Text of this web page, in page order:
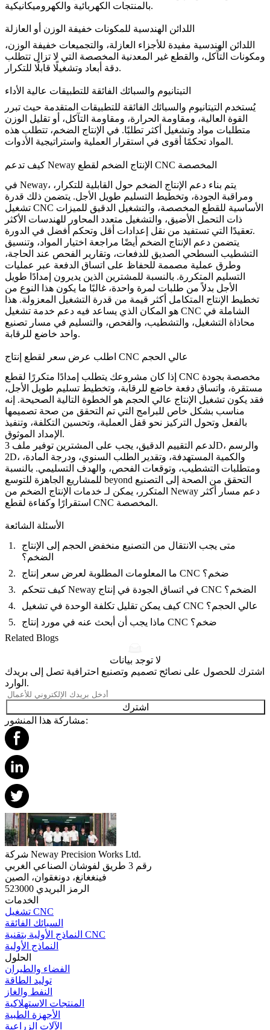
بالمنتجات الكهربائية والكهروميكانيكية.
اللدائن الهندسية للمكونات خفيفة الوزن أو العازلة
اللدائن الهندسية مفيدة للأجزاء العازلة، والتجميعات خفيفة الوزن،
ومكونات التآكل، والقطع غير المعدنية المخصصة التي لا تزال تتطلب
دقة أبعاد وتشغيلًا قابلًا للتكرار.
التيتانيوم والسبائك الفائقة للتطبيقات عالية الأداء
يُستخدم التيتانيوم والسبائك الفائقة للتطبيقات المتقدمة حيث تبرر
القوة العالية، ومقاومة الحرارة، ومقاومة التآكل، أو تقليل الوزن
متطلبات مواد وتشغيل أكثر تطلبًا. في الإنتاج الضخم، تتطلب هذه
المواد تحكمًا أقوى في استقرار العملية واستراتيجية الأدوات.
كيف تدعم Neway الإنتاج الضخم لقطع CNC المخصصة
في Neway، يتم بناء دعم الإنتاج الضخم حول القابلية للتكرار،
ومراقبة الجودة، وتخطيط التسليم طويل الأجل. يتضمن ذلك قدرة
تشغيل CNC
الأساسية للقطع المخصصة، و التشغيل الدقيق للميزات
ذات التحمل الأضيق، و التشغيل متعدد المحاور للهندسات الأكثر
تعقيدًا التي تستفيد من نقل إعدادات أقل وتحكم أفضل في الدورة.
يتضمن دعم الإنتاج الضخم أيضًا مراجعة اختيار المواد، وتنسيق
التشطيب السطحي الصديق للدفعات، وتقارير الفحص عند الحاجة،
وطرق عملية مصممة للحفاظ على اتساق الدفعة عبر عمليات
التسليم المتكررة. بالنسبة للمشترين الذين يديرون إمدادًا طويل
الأجل بدلاً من طلبات لمرة واحدة، غالبًا ما يكون هذا النوع من
تخطيط الإنتاج المتكامل أكثر قيمة من قدرة التشغيل المعزولة. هذا
هو المكان الذي يساعد فيه دعم
خدمة تشغيل CNC الشاملة في
محاذاة التشغيل، والتشطيب، والفحص، والتسليم في مسار تصنيع
واحد خاضع للرقابة.
اطلب عرض سعر لقطع إنتاج CNC عالي الحجم
إذا كان مشروعك يتطلب إمدادًا متكررًا لقطع CNC مخصصة بجودة
مستقرة، واتساق دفعة خاضع للرقابة، وتخطيط تسليم طويل الأجل،
فقد يكون تشغيل الإنتاج عالي الحجم هو الخطوة التالية الصحيحة. إنه
مناسب بشكل خاص للبرامج التي تم التحقق من صحة تصميمها
بالفعل وتحول التركيز نحو قفل العملية، وتحسين التكلفة، وتنفيذ
الإمداد الموثوق.
لدعم التقييم الدقيق، يجب على المشترين توفير ملف 3D، والرسم
2D، والكمية المستهدفة، وتقدير الطلب السنوي، ودرجة المادة،
ومتطلبات التشطيب، وتوقعات الفحص، والهدف التسليمي. بالنسبة
للمشاريع الجاهزة للتوسع beyond التحقق من الصحة إلى التصنيع
المتكرر، يمكن لـ خدمات الإنتاج الضخم من Neway دعم مسار أكثر
استقرارًا وكفاءة لقطع CNC المخصصة.
الأسئلة الشائعة
متى يجب الانتقال من التصنيع منخفض الحجم إلى الإنتاج
الضخم؟
ما المعلومات المطلوبة لعرض سعر إنتاج CNC ضخم؟
كيف تتحكم Neway في اتساق الجودة في إنتاج CNC الضخم؟
كيف يمكن تقليل تكلفة الوحدة في تشغيل CNC عالي الحجم؟
ماذا يجب أن أبحث عنه في مورد إنتاج CNC ضخم؟
Related Blogs
لا توجد بيانات
اشترك للحصول على نصائح تصميم وتصنيع احترافية تصل إلى بريدك
الوارد.
اشترك
مشاركة هذا المنشور:
شركة Neway Precision Works Ltd.
رقم 3 طريق لفوشان الصناعي الغربي
فينغغانغ، دونغقوان، الصين
الرمز البريدي 523000
الخدمات
تشغيل CNC
السبائك الفائقة
النماذج الأولية بتقنية CNC
النماذج الأولية
الحلول
الفضاء والطيران
توليد الطاقة
النفط والغاز
المنتجات الاستهلاكية
الأجهزة الطبية
الآلات الزراعية